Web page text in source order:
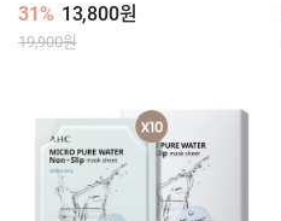
31% 13,800원
19,900원